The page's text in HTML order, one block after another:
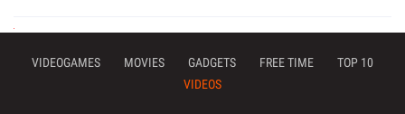
VIDEOGAMES MOVIES GADGETS FREE TIME
TOP 10
VIDEOS